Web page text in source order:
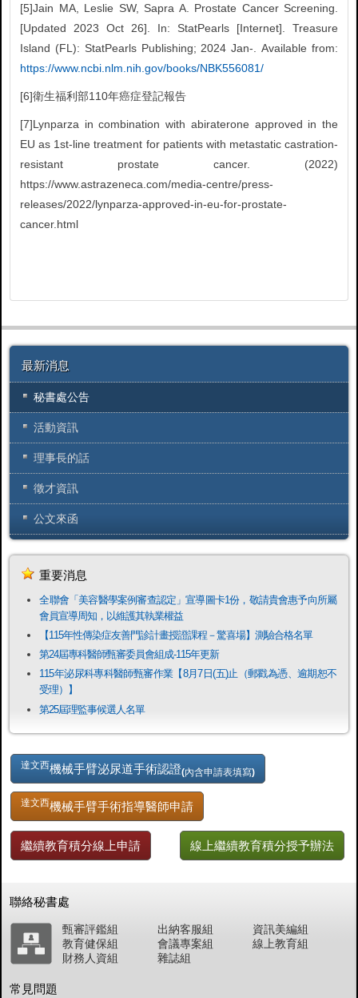
[5]Jain MA, Leslie SW, Sapra A. Prostate Cancer Screening.
[Updated 2023 Oct 26]. In: StatPearls [Internet]. Treasure
Island (FL): StatPearls Publishing; 2024 Jan-. Available from:
https://www.ncbi.nlm.nih.gov/books/NBK556081/
[6]衛生福利部110年癌症登記報告
[7]Lynparza in combination with abiraterone approved in the
EU as 1st-line treatment for patients with metastatic castration-
resistant prostate cancer. (2022)
https://www.astrazeneca.com/media-centre/press-
releases/2022/lynparza-approved-in-eu-for-prostate-
cancer.html
最新消息
秘書處公告
活動資訊
理事長的話
徵才資訊
公文來函
重要消息
全聯會「​美容醫學案例審查認定」宣導圖卡1份，敬請貴會惠予向所屬
會員宣導周知，以維護其執業權益
【115年性傳染症友善門診計畫授證課程－驚喜場】測驗合格名單
第24屆專科醫師甄審委員會組成-115年更新
115年泌尿科專科醫師甄審作業【8月7日(五)止（郵戳為憑、逾期恕不
受理）】
第25屆理監事候選人名單
達文西機械手臂泌尿道手術認證(內含申請表填寫)
達文西機械手臂手術指導醫師申請
繼續教育積分線上申請 線上繼續教育積分授予辦法
聯絡秘書處
甄審評鑑組
教育健保組
財務人資組
出納客服組
會議專案組
雜誌組
資訊美編組
線上教育組
常見問題